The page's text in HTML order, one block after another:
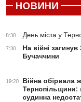
НОВИНИ
8:30 День міста у
7:30
На війні
Бучаччини
19:20
Війна обірвала
Тернопільщини:
судинна